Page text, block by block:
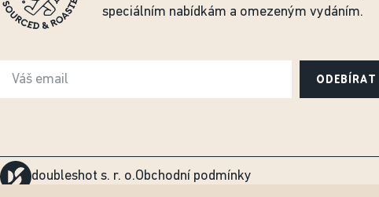
speciálním nabídkám a omezeným vydáním.
ODEBÍRAT
doubleshot s. r. o.Obchodní podmínky